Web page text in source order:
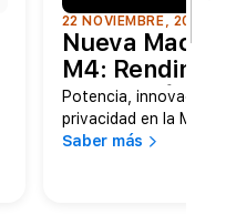
22 NOVIEMBRE, 2024
Nueva
M4:
Innovación y
Intelligence
Potencia, innovación
privacidad en la
nueva MacBook Pro
Saber más